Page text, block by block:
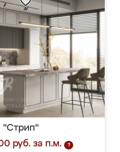
"Стрип"
руб. за п.м.
?